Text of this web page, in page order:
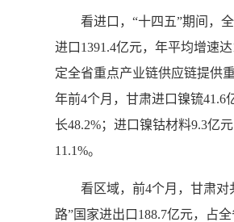
看进口，“十四五”期间，全
进口1391.4亿元，年平均增速
定全省重点产业链供应链提供
年前4个月，甘肃进口镍锍41.6
长48.2%；进口镍钴材料9.3亿
11.1%。
看区域，前4个月，甘肃对
路”国家进出口188.7亿元，占